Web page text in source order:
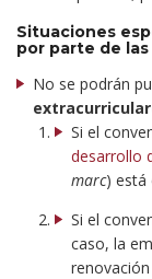
Situaciones
por parte de
No se podrán
Si el
desarrollo
marc) está
Si el
caso, la